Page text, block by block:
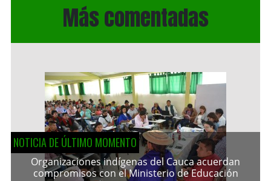
Más comentadas
NOTICIA DE ÚLTIMO MOMENTO
Organizaciones indígenas del Cauca acuerdan
compromisos con el Ministerio de Educación